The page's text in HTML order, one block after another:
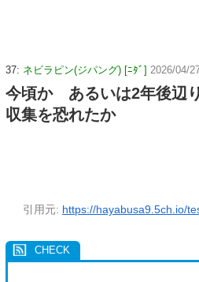
37: ネビラピン(ジパング) [ﾆﾀﾞ] 2026/04/
今頃か あるいは2年後辺
収集を恐れたか
引用元: https://hayabusa9.5ch.io/